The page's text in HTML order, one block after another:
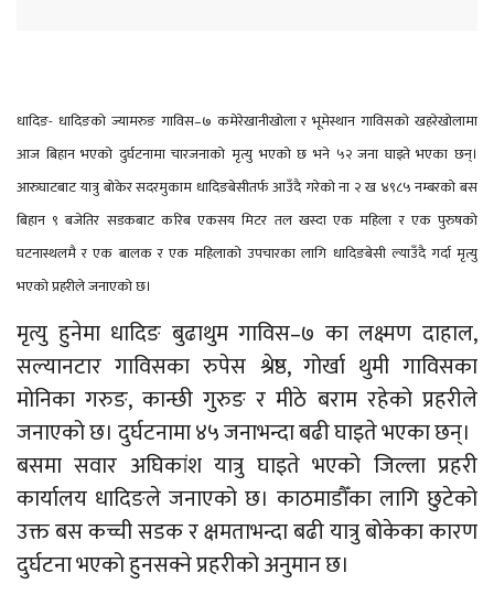
धादिङ- धादिङको ज्यामरुङ गाविस–७ कमेरेखानीखोला र भूमेस्थान गाविसको खहरेखोलामा
आज बिहान भएको दुर्घटनामा चारजनाको मृत्यु भएको छ भने ५२ जना घाइते भएका छन्।
आरुघाटबाट यात्रु बोकेर सदरमुकाम धादिङबेसीतर्फ आउँदै गरेको ना २ ख ४९८५ नम्बरको बस
बिहान ९ बजेतिर सडकबाट करिब एकसय मिटर तल खस्दा एक महिला र एक पुरुषको
घटनास्थलमै र एक बालक र एक महिलाको उपचारका लागि धादिङबेसी ल्याउँदै गर्दा मृत्यु
भएको प्रहरीले जनाएको छ।
मृत्यु हुनेमा धादिङ बुढाथुम गाविस–७ का लक्ष्मण दाहाल,
सल्यानटार गाविसका रुपेस श्रेष्ठ, गोर्खा थुमी गाविसका
मोनिका गरुङ, कान्छी गुरुङ र मीठे बराम रहेको प्रहरीले
जनाएको छ। दुर्घटनामा ४५ जनाभन्दा बढी घाइते भएका छन्।
बसमा सवार अघिकांश यात्रु घाइते भएको जिल्ला प्रहरी
कार्यालय धादिङले जनाएको छ। काठमाडौँका लागि छुटेको
उक्त बस कच्ची सडक र क्षमताभन्दा बढी यात्रु बोकेका कारण
दुर्घटना भएको हुनसक्ने प्रहरीको अनुमान छ।